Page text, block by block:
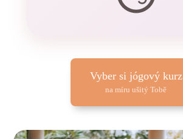
Vyber si jógový kurz
na míru ušitý Tobě